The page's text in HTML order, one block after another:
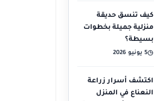
كيف تنسق حديقة
منزلية جميلة بخطوات
بسيطة؟
◷5 يونيو 2026
اكتشف أسرار زراعة
النعناع في المنزل